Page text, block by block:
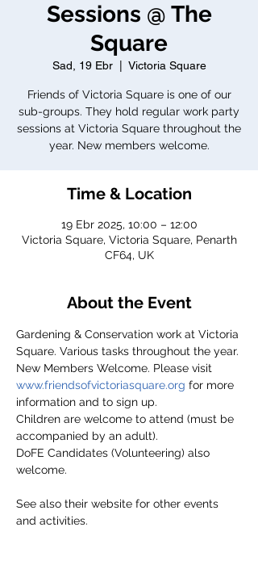
Sessions @ The
Square
Sad, 19 Ebr
  |
Victoria Square
Friends of Victoria Square is one of our
sub-groups. They hold regular work party
sessions at Victoria Square throughout the
year. New members welcome.
Time & Location
19 Ebr 2025, 10:00 – 12:00
Victoria Square, Victoria Square, Penarth
CF64, UK
About the Event
Gardening & Conservation work at Victoria
Square. Various tasks throughout the year.
New Members Welcome. Please visit
www.friendsofvictoriasquare.org for more
information and to sign up.
Children are welcome to attend (must be
accompanied by an adult).
DoFE Candidates (Volunteering) also
welcome.
See also their website for other events
and activities.